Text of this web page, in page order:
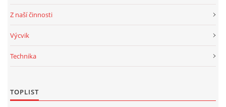
Z naší činnosti
Výcvik
Technika
TOPLIST